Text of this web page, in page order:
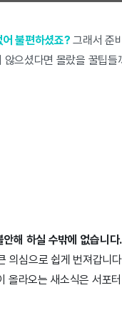
어 불편하셨죠?그래서 준
으셨다면 몰랐을 꿀팁
안해 하실 수밖에 없습니
의심으로 쉽게 번져갑니
올라오는 새소식은 서포